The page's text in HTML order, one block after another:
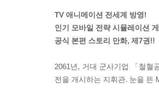
TV 애니메이션 전세계 방영!
인기 모바일 전략 시뮬레이션
공식 본편 스토리 만화, 제7권!!
2061년, 거대 군사기업 「철혈
전을 개시하는 지휘관. 눈을 뜬